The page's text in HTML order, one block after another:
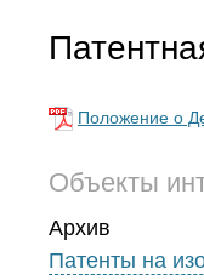
Положение о
Объекты
Архив
Патенты на